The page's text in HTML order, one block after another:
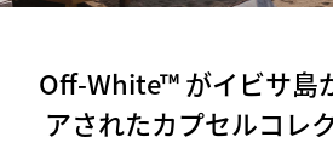
Off-White™ がイビサ島
アされたカプセルコレ